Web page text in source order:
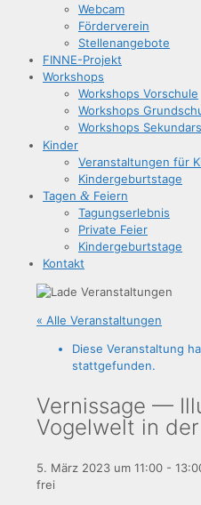
Web­cam
För­der­ver­ein
Stel­len­an­ge­bo­te
FIN­­NE-Pro­­jekt
Work­shops
Work­shops Vorschule
Work­shops
Work­shops
Kin­der
Ver­an­stal­tun­gen für
Kin­der­ge­burts­ta­ge
Tagen & Feiern
Tagungs­er­leb­nis
Pri­va­te Feier
Kin­der­ge­burts­ta­ge
Kon­takt
« Alle Veranstaltungen
Diese Veranstaltung
stattgefunden.
Ver­nis­sa­ge —
Vogel­welt in
5. März 2023 um 11:00 -
frei